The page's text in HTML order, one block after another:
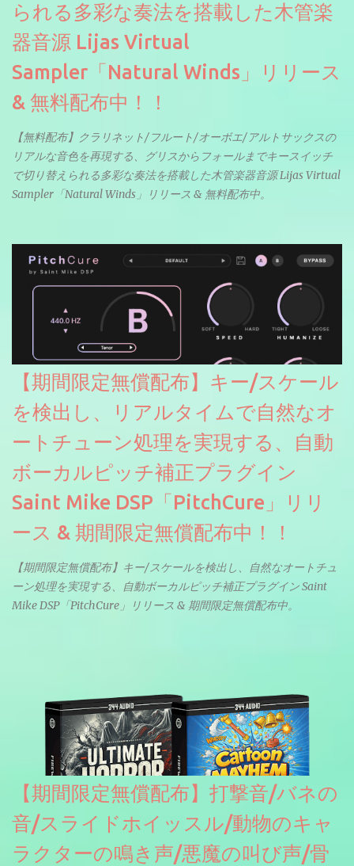
られる多彩な奏法を搭載した木管楽
器音源 Lijas Virtual
Sampler「Natural Winds」リリース
& 無料配布中！！
【無料配布】クラリネット/フルート/オーボエ/アルトサックスの
リアルな音色を再現する、グリスからフォールまでキースイッチ
で切り替えられる多彩な奏法を搭載した木管楽器音源 Lijas Virtual
Sampler「Natural Winds」リリース & 無料配布中。
【期間限定無償配布】キー/スケール
を検出し、リアルタイムで自然なオ
ートチューン処理を実現する、自動
ボーカルピッチ補正プラグイン
Saint Mike DSP「PitchCure」リリ
ース & 期間限定無償配布中！！
【期間限定無償配布】キー/スケールを検出し、自然なオートチュ
ーン処理を実現する、自動ボーカルピッチ補正プラグイン Saint
Mike DSP「PitchCure」リリース & 期間限定無償配布中。
【期間限定無償配布】打撃音/バネの
音/スライドホイッスル/動物のキャ
ラクターの鳴き声/悪魔の叫び声/骨